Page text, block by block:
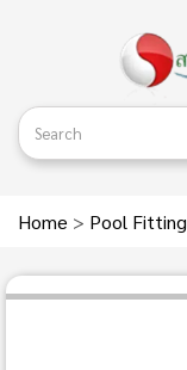
Home > Pool Fitting